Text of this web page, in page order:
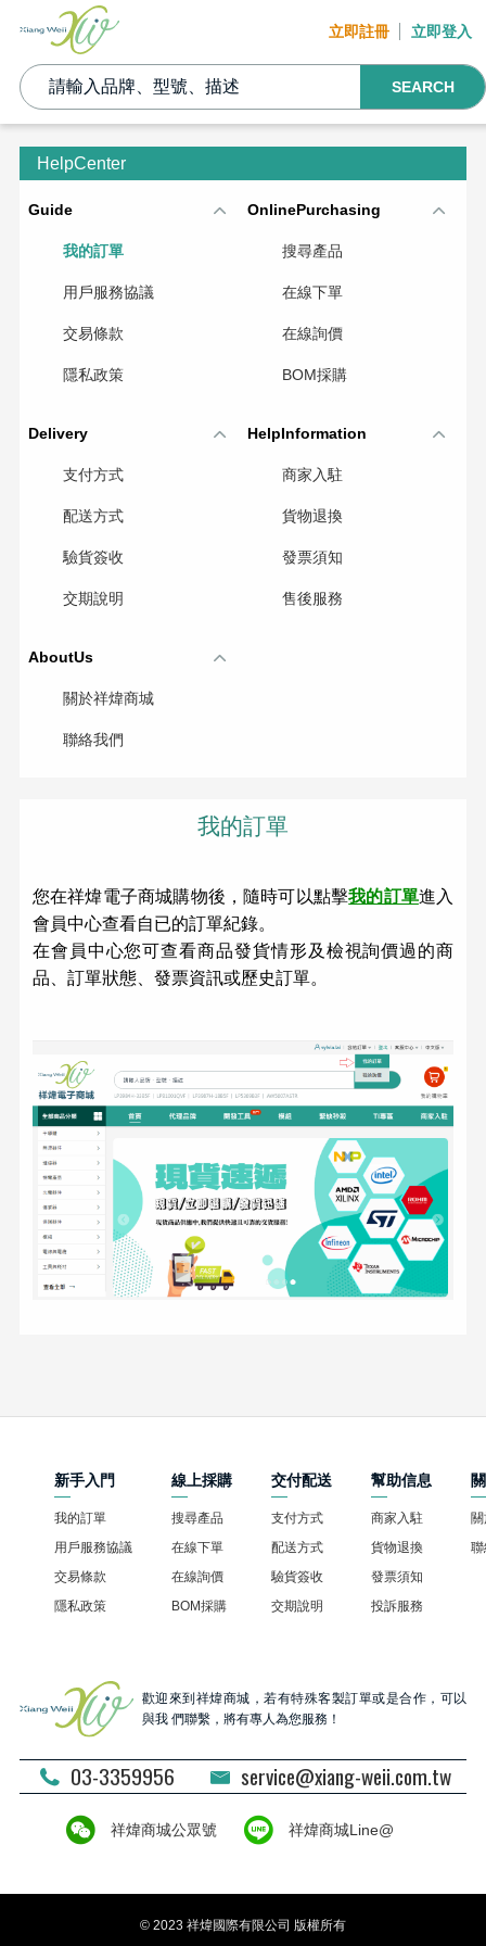
立即註冊 立即登入
SEARCH
HelpCenter
Guide
我的訂單
用戶服務協議
交易條款
隱私政策
OnlinePurchasing
搜尋產品
在線下單
在線詢價
BOM採購
Delivery
支付方式
配送方式
驗貨簽收
交期說明
HelpInformation
商家入駐
貨物退換
發票須知
售後服務
AboutUs
關於祥煒商城
聯絡我們
我的訂單
您在祥煒電子商城購物後，隨時可以點擊我的訂單進入
會員中心查看自已的訂單紀錄。
在會員中心您可查看商品發貨情形及檢視詢價過的商
品、訂單狀態、發票資訊或歷史訂單。
新手入門
我的訂單
用戶服務協議
交易條款
隱私政策
線上採購
搜尋產品
在線下單
在線詢價
BOM採購
交付配送
支付方式
配送方式
驗貨簽收
交期說明
幫助信息
商家入駐
貨物退換
發票須知
投訴服務
歡迎來到祥煒商城，若有特殊客製訂單或是合作，可以
與我 們聯繫，將有專人為您服務！
03-3359956 service@xiang-weii.com.tw
祥煒商城公眾號 祥煒商城Line@
© 2023 祥煒國際有限公司 版權所有